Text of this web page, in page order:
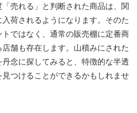
売れる」と判断された商品は、関
荷されるようになります。そのた
ではなく、通常の販売棚に定番商
舗も存在します。山積みにされた
念に探してみると、特徴的な半透
つけることができるかもしれませ